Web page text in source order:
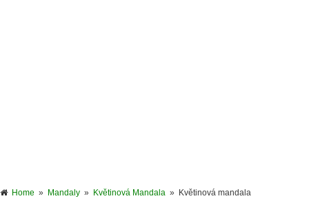
Home » Mandaly » Květinová Mandala » Květinová mandala